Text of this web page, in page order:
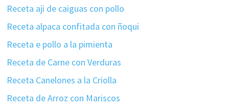
Receta aji de caiguas con pollo
Receta alpaca confitada con ñoqui
Receta e pollo a la pimienta
Receta de Carne con Verduras
Receta Canelones a la Criolla
Receta de Arroz con Mariscos